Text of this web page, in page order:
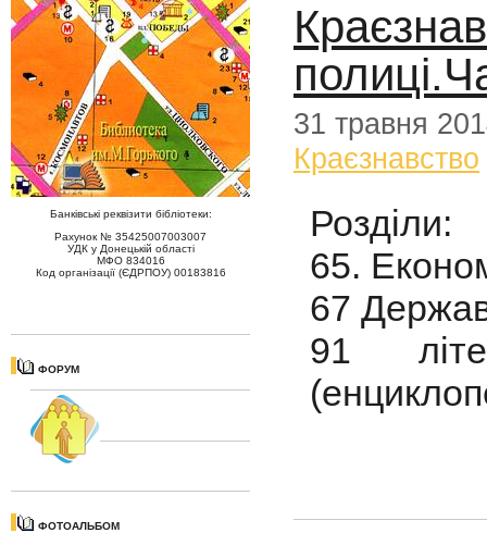
Банківські реквізити бібліотеки:
Рахунок № 35425007003007
УДК у Донецькій області
МФО 834016
Код організації (ЄДРПОУ) 00183816
ФОРУМ
ФОТОАЛЬБОМ
31 травня
Краєзнавство
Розділи:
65.
67
91